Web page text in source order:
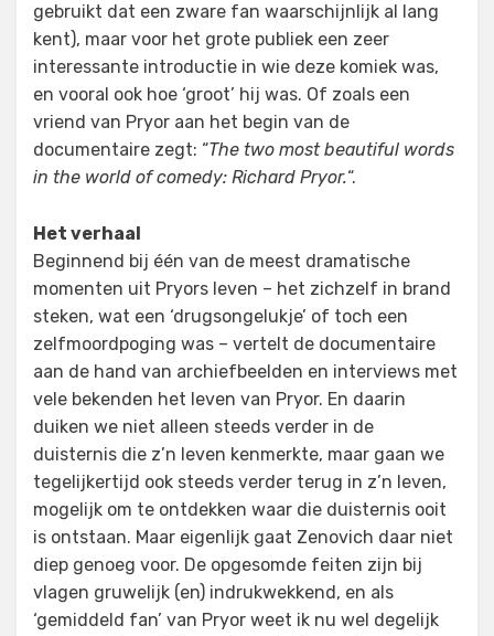
gebruikt dat een zware fan waarschijnlijk al lang
kent), maar voor het grote publiek een zeer
interessante introductie in wie deze komiek was,
en vooral ook hoe ‘groot’ hij was. Of zoals een
vriend van Pryor aan het begin van de
documentaire zegt: “The two most beautiful words
in the world of comedy: Richard Pryor.“.
Het verhaal
Beginnend bij één van de meest dramatische
momenten uit Pryors leven – het zichzelf in brand
steken, wat een ‘drugsongelukje’ of toch een
zelfmoordpoging was – vertelt de documentaire
aan de hand van archiefbeelden en interviews met
vele bekenden het leven van Pryor. En daarin
duiken we niet alleen steeds verder in de
duisternis die z’n leven kenmerkte, maar gaan we
tegelijkertijd ook steeds verder terug in z’n leven,
mogelijk om te ontdekken waar die duisternis ooit
is ontstaan. Maar eigenlijk gaat Zenovich daar niet
diep genoeg voor. De opgesomde feiten zijn bij
vlagen gruwelijk (en) indrukwekkend, en als
‘gemiddeld fan’ van Pryor weet ik nu wel degelijk